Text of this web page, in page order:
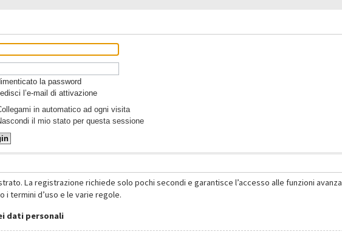
la password
l’e-mail di attivazione
in automatico ad ogni visita
il mio stato per questa sessione
La registrazione richiede solo pochi secondi e garantisce l’accesso alle funzioni
i termini d’uso e le varie regole.
dati personali